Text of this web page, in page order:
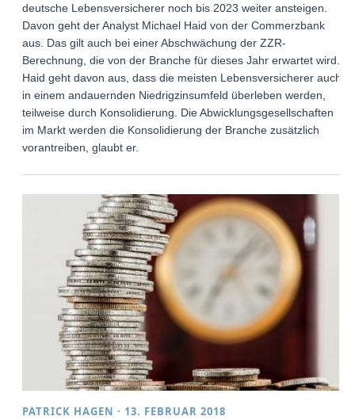
deutsche Lebensversicherer noch bis 2023 weiter ansteigen.
Davon geht der Analyst Michael Haid von der Commerzbank
aus. Das gilt auch bei einer Abschwächung der ZZR-
Berechnung, die von der Branche für dieses Jahr erwartet wird.
Haid geht davon aus, dass die meisten Lebensversicherer auch
in einem andauernden Niedrigzinsumfeld überleben werden,
teilweise durch Konsolidierung. Die Abwicklungsgesellschaften
im Markt werden die Konsolidierung der Branche zusätzlich
vorantreiben, glaubt er.
PATRICK HAGEN · 13. FEBRUAR 2018